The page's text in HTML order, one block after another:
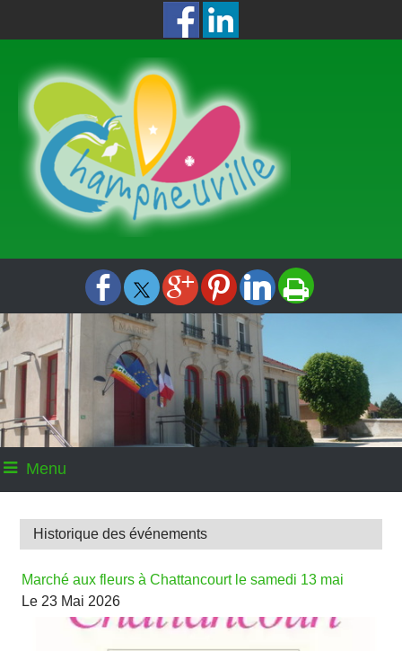
Menu
Historique des événements
Marché aux fleurs à Chattancourt le samedi 13 mai
Le 23 Mai 2026